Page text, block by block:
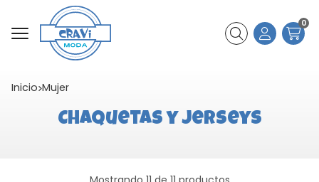
Buscar
0
Inicio mujer
Chaquetas y jerseys